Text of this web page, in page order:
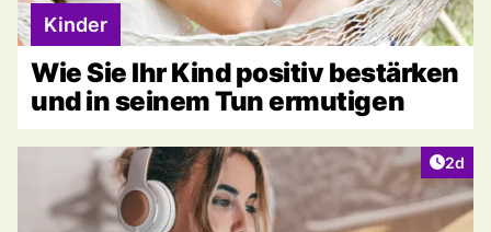
Kinder
Wie Sie Ihr Kind positiv bestärken
und in seinem Tun ermutigen
2d